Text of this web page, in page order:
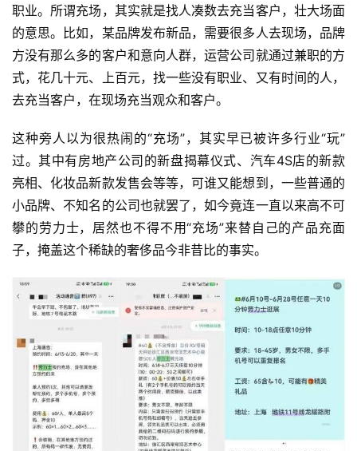
职业。所谓充场，其实就是找人凑数去充当客户，壮大场面
的意思。比如，某品牌发布新品，需要很多人去现场，品牌
方没有那么多的客户和意向人群，运营公司就通过兼职的方
式，花几十元、上百元，找一些没有职业、又有时间的人，
去充当客户，在现场充当观众和客户。
这种旁人以为很热闹的“充场”，其实早已被许多行业“玩”
过。其中有房地产公司的新盘揭幕仪式、汽车4S店的新款
亮相、化妆品新款发售会等等，可谁又能想到，一些普通的
小品牌、不知名的公司也就罢了，如今竟连一直以来高不可
攀的劳力士，居然也不得不用“充场”来替自己的产品充面
子，掩盖这个稀缺的奢侈品今非昔比的事实。